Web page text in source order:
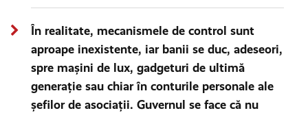
În realitate, mecanismele de control sunt
aproape inexistente, iar banii se duc, adeseori,
spre mașini de lux, gadgeturi de ultimă
generație sau chiar în conturile personale ale
șefilor de asociații. Guvernul se face că nu